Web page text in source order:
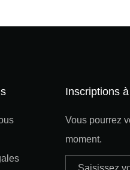
Inscriptions
Vous pourrez
moment.
Adresse